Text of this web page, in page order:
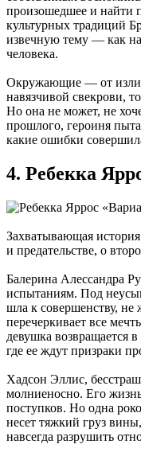
произошедшее и найти
культурных традиций
извечную тему — как
человека.
Окружающие — от
навязчивой свекрови,
Но она не может, не
прошлого, героиня
какие ошибки
4. Ребекка
Захватывающая
и предательстве, о
Балерина Алессандра
испытаниям. Под
шла к совершенству, не
перечеркивает все
девушка возвращается
где ее ждут призраки
Хадсон Эллис,
молниеносно. Его
поступков. Но одна
несет тяжкий груз
навсегда разрушить